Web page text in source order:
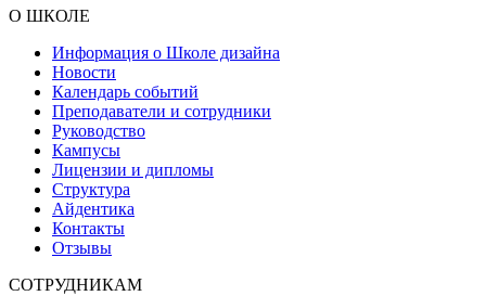
О ШКОЛЕ
Информация о Школе дизайна
Новости
Календарь событий
Преподаватели и сотрудники
Руководство
Кампусы
Лицензии и дипломы
Структура
Айдентика
Контакты
Отзывы
СОТРУДНИКАМ